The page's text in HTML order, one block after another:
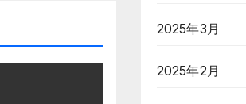
2025年3月
2025年2月